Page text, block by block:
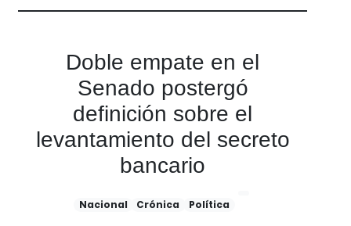
Doble empate en el
Senado postergó
definición sobre el
levantamiento del secreto
bancario
Nacional Crónica Política